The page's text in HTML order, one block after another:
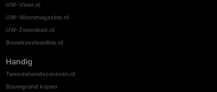
UW-Vloer.nl
UW-Woonmagazine.nl
UW-Zwembad.nl
Bouwkavelsonline.nl
Handig
Tweedehandscaravan.nl
Bouwgrond kopen